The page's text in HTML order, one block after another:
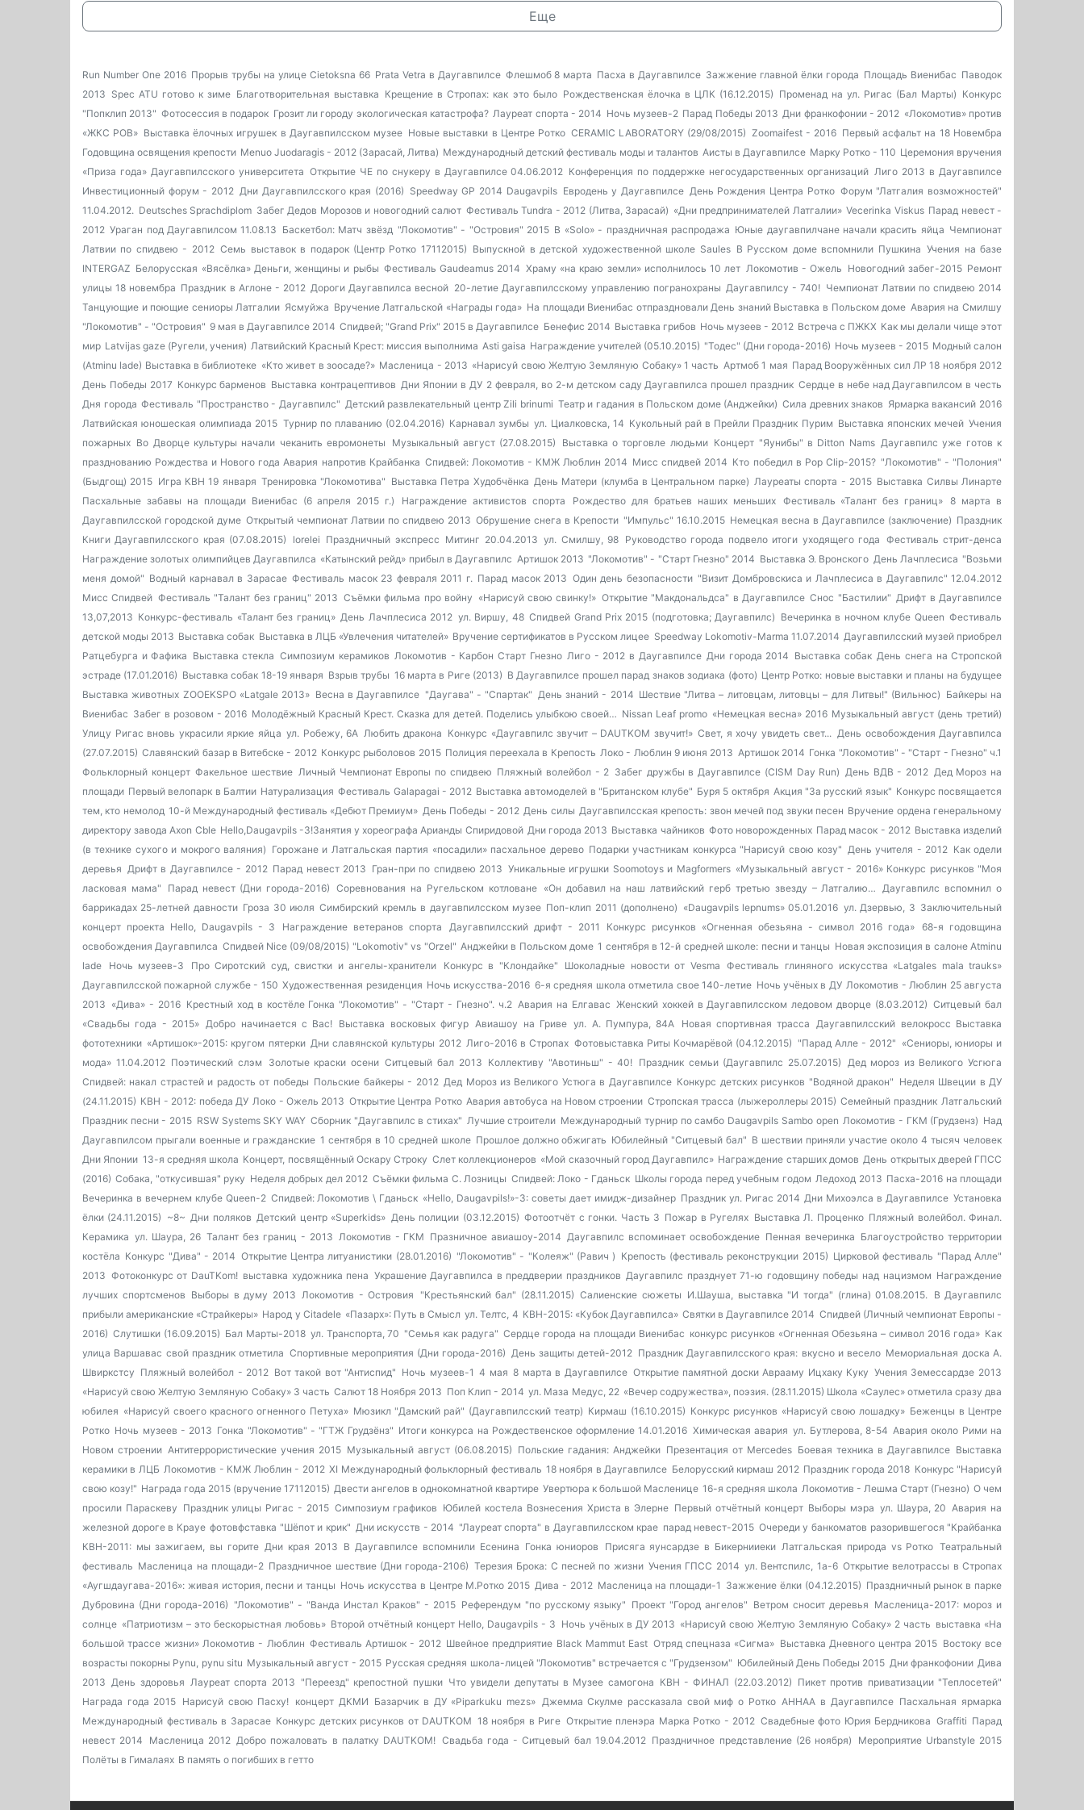
Еще
Run Number One 2016 Прорыв трубы на улице Cietoksna 66 Prata Vetra в Даугавпилсе Флешмоб 8 марта Пасха в Даугавпилсе Зажжение главной ёлки города Площадь Виенибас Паводок
2013 Spec ATU готово к зиме Благотворительная выставка Крещение в Стропах: как это было Рождественская ёлочка в ЦЛК (16.12.2015) Променад на ул. Ригас (Бал Марты) Конкурс
"Попклип 2013" Фотосессия в подарок Грозит ли городу экологическая катастрофа? Лауреат спорта - 2014 Ночь музеев-2 Парад Победы 2013 Дни франкофонии - 2012 «Локомотив» против
«ЖКС РОВ» Выставка ёлочных игрушек в Даугавпилсском музее Новые выставки в Центре Ротко CERAMIC LABORATORY (29/08/2015) Zoomaifest - 2016 Первый асфальт на 18 Новембра
Годовщина освящения крепости Menuo Juodaragis - 2012 (Зарасай, Литва) Международный детский фестиваль моды и талантов Аисты в Даугавпилсе Марку Ротко - 110 Церемония вручения
«Приза года» Даугавпилсского университета Открытие ЧЕ по снукеру в Даугавпилсе 04.06.2012 Конференция по поддержке негосударственных организаций Лиго 2013 в Даугавпилсе
Инвестиционный форум - 2012 Дни Даугавпилсского края (2016) Speedway GP 2014 Daugavpils Евродень у Даугавпилсе День Рождения Центра Ротко Форум "Латгалия возможностей"
11.04.2012. Deutsches Sprachdiplom Забег Дедов Морозов и новогодний салют Фестиваль Tundra - 2012 (Литва, Зарасай) «Дни предпринимателей Латгалии» Vecerinka Viskus Парад невест -
2012 Ураган под Даугавпилсом 11.08.13 Баскетбол: Матч звёзд "Локомотив" - "Островия" 2015 В «Solo» - праздничная распродажа Юные даугавпилчане начали красить яйца Чемпионат
Латвии по спидвею - 2012 Семь выставок в подарок (Центр Ротко 17112015) Выпускной в детской художественной школе Saules В Русском доме вспомнили Пушкина Учения на базе
INTERGAZ Белорусская «Вясёлка» Деньги, женщины и рыбы Фестиваль Gaudeamus 2014 Храму «на краю земли» исполнилось 10 лет Локомотив - Ожель Новогодний забег-2015 Ремонт
улицы 18 новембра Праздник в Аглоне - 2012 Дороги Даугавпилса весной 20-летие Даугавпилсскому управлению погранохраны Даугавпилсу - 740! Чемпионат Латвии по спидвею 2014
Танцующие и поющие сениоры Латгалии Ясмуйжа Вручение Латгальской «Награды года» На площади Виенибас отпраздновали День знаний Выставка в Польском доме Авария на Смилшу
"Локомотив" - "Островия" 9 мая в Даугавпилсе 2014 Спидвей; "Grand Prix" 2015 в Даугавпилсе Бенефис 2014 Выставка грибов Ночь музеев - 2012 Встреча с ПЖКХ Как мы делали чище этот
мир Latvijas gaze (Ругели, учения) Латвийский Красный Крест: миссия выполнима Asti gaisa Награждение учителей (05.10.2015) "Тодес" (Дни города-2016) Ночь музеев - 2015 Модный салон
(Atminu lade) Выставка в библиотеке «Кто живет в зоосаде?» Масленица - 2013 «Нарисуй свою Желтую Земляную Собаку» 1 часть Артмоб 1 мая Парад Вооружённых сил ЛР 18 ноября 2012
День Победы 2017 Конкурс барменов Выставка контрацептивов Дни Японии в ДУ 2 февраля, во 2-м детском саду Даугавпилса прошел праздник Сердце в небе над Даугавпилсом в честь
Дня города Фестиваль "Пространство - Даугавпилс" Детский развлекательный центр Zili brinumi Театр и гадания в Польском доме (Анджейки) Сила древних знаков Ярмарка вакансий 2016
Латвийская юношеская олимпиада 2015 Турнир по плаванию (02.04.2016) Карнавал зумбы ул. Циалковска, 14 Кукольный рай в Прейли Праздник Пурим Выставка японских мечей Учения
пожарных Во Дворце культуры начали чеканить евромонеты Музыкальный август (27.08.2015) Выставка о торговле людьми Концерт "Яунибы" в Ditton Nams Даугавпилс уже готов к
празднованию Рождества и Нового годаАвария напротив Крайбанка Спидвей: Локомотив - КМЖ Люблин 2014 Мисс спидвей 2014 Кто победил в Pop Clip-2015? "Локомотив" - "Полония"
(Быдгощ) 2015 Игра КВН 19 января Тренировка "Локомотива" Выставка Петра Худобчёнка День Матери (клумба в Центральном парке) Лауреаты спорта - 2015 Выставка Силвы Линарте
Пасхальные забавы на площади Виенибас (6 апреля 2015 г.)
Награждение активистов спорта Рождество для братьев наших меньших Фестиваль «Талант без границ»
8 марта в
Даугавпилсской городской думе Открытый чемпионат Латвии по спидвею 2013 Обрушение снега в Крепости "Импульс" 16.10.2015 Немецкая весна в Даугавпилсе (заключение) Праздник
Книги Даугавпилсского края (07.08.2015)
lorelei Праздничный экспресс Митинг 20.04.2013 ул. Смилшу, 98 Руководство города подвело итоги уходящего года Фестиваль стрит-денса
Награждение золотых олимпийцев Даугавпилса «Катынский рейд» прибыл в Даугавпилс Артишок 2013 "Локомотив" - "Старт Гнезно" 2014 Выставка Э. Вронского День Лачплесиса "Возьми
меня домой" Водный карнавал в Зарасае Фестиваль масок 23 февраля 2011 г. Парад масок 2013 Один день безопасности "Визит Домбровскиса и Лачплесиса в Даугавпилс" 12.04.2012
Мисс Спидвей Фестиваль "Талант без границ" 2013 Съёмки фильма про войну «Нарисуй свою свинку!» Открытие "Макдональдса" в Даугавпилсе Снос "Бастилии" Дрифт в Даугавпилсе
13,07,2013 Конкурс-фестиваль «Талант без границ» День Лачплесиса 2012 ул. Виршу, 48 Спидвей Grand Prix 2015 (подготовка; Даугавпилс) Вечеринка в ночном клубе Queen Фестиваль
детской моды 2013 Выставка собак Выставка в ЛЦБ «Увлечения читателей» Вручение сертификатов в Русском лицее Speedway Lokomotiv-Marma 11.07.2014 Даугавпилсский музей приобрел
Ратцебурга и Фафика Выставка стекла Симпозиум керамиков Локомотив - Карбон Старт Гнезно Лиго - 2012 в Даугавпилсе Дни города 2014 Выставка собак День снега на Стропской
эстраде (17.01.2016) Выставка собак 18-19 января Взрыв трубы 16 марта в Риге (2013) В Даугавпилсе прошел парад знаков зодиака (фото) Центр Ротко: новые выставки и планы на будущее
Выставка животных ZOOEKSPO «Latgale 2013» Весна в Даугавпилсе "Даугава" - "Спартак" День знаний - 2014 Шествие "Литва – литовцам, литовцы – для Литвы!" (Вильнюс) Байкеры на
Виенибас Забег в розовом - 2016 Молодёжный Красный Крест. Сказка для детей. Поделись улыбкою своей… Nissan Leaf promo «Немецкая весна» 2016 Музыкальный август (день третий)
Улицу Ригас вновь украсили яркие яйца ул. Робежу, 6А Любить дракона Конкурс «Даугавпилс звучит – DAUTKOM звучит!» Свет, я хочу увидеть свет... День освобождения Даугавпилса
(27.07.2015) Славянский базар в Витебске - 2012 Конкурс рыболовов 2015 Полиция переехала в Крепость Локо - Люблин 9 июня 2013 Артишок 2014 Гонка "Локомотив" - "Старт - Гнезно" ч.1
Фольклорный концерт Факельное шествие Личный Чемпионат Европы по спидвею Пляжный волейбол - 2 Забег дружбы в Даугавпилсе (CISM Day Run) День ВДВ - 2012 Дед Мороз на
площади Первый велопарк в Балтии Натурализация Фестиваль Galapagai - 2012 Выставка автомоделей в "Британском клубе" Буря 5 октября Акция "За русский язык" Конкурс посвящается
тем, кто немолод 10-й Международный фестиваль «Дебют Премиум» День Победы - 2012 День силы Даугавпилсская крепость: звон мечей под звуки песен Вручение ордена генеральному
директору завода Axon Cble Hello,Daugavpils -3!Занятия у хореографа Арианды Спиридовой Дни города 2013 Выставка чайников Фото новорожденных Парад масок - 2012 Выставка изделий
(в технике сухого и мокрого валяния) Горожане и Латгальская партия «посадили» пасхальное дерево Подарки участникам конкурса "Нарисуй свою козу" День учителя - 2012 Как одели
деревья Дрифт в Даугавпилсе - 2012 Парад невест 2013 Гран-при по спидвею 2013 Уникальные игрушки Soomotoys и Magformers «Музыкальный август - 2016» Конкурс рисунков "Моя
ласковая мама"
Парад невест (Дни города-2016) Соревнования на Ругельском котловане «Он добавил на наш латвийский герб третью звезду – Латгалию…
Даугавпилс вспомнил о
баррикадах 25-летней давности Гроза 30 июля Симбирский кремль в даугавпилсском музее Поп-клип 2011 (дополнено) «Daugavpils lepnums» 05.01.2016 ул. Дзервью, 3 Заключительный
концерт проекта Hello, Daugavpils - 3
Награждение ветеранов спорта Даугавпилсский дрифт - 2011 Конкурс рисунков «Огненная обезьяна - символ 2016 года»
68-я годовщина
освобождения Даугавпилса Спидвей Nice (09/08/2015) "Lokomotiv" vs "Orzel" Анджейки в Польском доме 1 сентября в 12-й средней школе: песни и танцы Новая экспозиция в салоне Atminu
lade
Ночь музеев-3 Про Сиротский суд, свистки и ангелы-хранители Конкурс в "Клондайке" Шоколадные новости от Vesma
Фестиваль глиняного искусства «Latgales mala trauks»
Даугавпилсской пожарной службе - 150 Художественная резиденция Ночь искусства-2016 6-я средняя школа отметила свое 140-летие Ночь учёных в ДУ Локомотив - Люблин 25 августа
2013 «Дива» - 2016 Крестный ход в костёле Гонка "Локомотив" - "Старт - Гнезно". ч.2 Авария на Елгавас Женский хоккей в Даугавпилсском ледовом дворце (8.03.2012) Ситцевый бал
«Свадьбы года - 2015» Добро начинается с Вас! Выставка восковых фигур Авиашоу на Гриве ул. А. Пумпура, 84А Новая спортивная трасса Даугавпилсский велокросс Выставка
фототехники «Артишок»-2015: кругом пятерки Дни славянской культуры 2012 Лиго-2016 в Стропах Фотовыставка Риты Кочмарёвой (04.12.2015) "Парад Алле - 2012" «Сениоры, юниоры и
мода» 11.04.2012 Поэтический слэм Золотые краски осени Ситцевый бал 2013 Коллективу "Авотиньш" - 40! Праздник семьи (Даугавпилс 25.07.2015) Дед мороз из Великого Усгюга
Спидвей: накал страстей и радость от победы Польские байкеры - 2012 Дед Мороз из Великого Устюга в Даугавпилсе Конкурс детских рисунков "Водяной дракон" Неделя Швеции в ДУ
(24.11.2015) КВН - 2012: победа ДУ Локо - Ожель 2013 Открытие Центра Ротко Авария автобуса на Новом строении Стропская трасса (лыжероллеры 2015) Семейный праздник Латгальский
Праздник песни - 2015 RSW Systems SKY WAY Сборник "Даугавпилс в стихах" Лучшие строители Международный турнир по самбо Daugavpils Sambo open Локомотив - ГКМ (Грудзенз) Над
Даугавпилсом прыгали военные и гражданские 1 сентября в 10 средней школе Прошлое должно обжигать Юбилейный "Ситцевый бал" В шествии приняли участие около 4 тысяч человек
Дни Японии 13-я средняя школа Концерт, посвящённый Оскару Строку Слет коллекционеров «Мой сказочный город Даугавпилс» Награждение старших домов День открытых дверей ГПСС
(2016) Собака, "откусившая" руку Неделя добрых дел 2012 Съёмки фильма С. Лозницы Спидвей: Локо - Гданьск Школы города перед учебным годом Ледоход 2013 Пасха-2016 на площади
Вечеринка в вечернем клубе Queen-2 Спидвей: Локомотив \ Гданьск «Hello, Daugavpils!»-3: советы дает имидж-дизайнер Праздник ул. Ригас 2014 Дни Михоэлса в Даугавпилсе Установка
ёлки (24.11.2015) ~8~ Дни поляков Детский центр «Superkids» День полиции (03.12.2015) Фотоотчёт с гонки. Часть 3 Пожар в Ругелях Выставка Л. Проценко Пляжный волейбол. Финал.
Керамика ул. Шаура, 26 Талант без границ - 2013 Локомотив - ГКМ Празничное авиашоу-2014 Даугавпилс вспоминает освобождение Пенная вечеринка Благоустройство территории
костёла Конкурс "Дива" - 2014 Открытие Центра литуанистики (28.01.2016) "Локомотив" - "Колеяж" (Равич ) Крепость (фестиваль реконструкции 2015) Цирковой фестиваль "Парад Алле"
2013 Фотоконкурс от DauTKom! выставка художника пена Украшение Даугавпилса в преддверии праздников Даугавпилс празднует 71-ю годовщину победы над нацизмом Награждение
лучших спортсменов Выборы в думу 2013 Локомотив - Островия "Крестьянский бал" (28.11.2015) Салиенские сюжеты И.Шауша, выставка "И тогда" (глина) 01.08.2015. В Даугавпилс
прибыли американские «Страйкеры» Народ у Citadele «Пазарх»: Путь в Смысл ул. Телтс, 4 КВН-2015: «Кубок Даугавпилса» Святки в Даугавпилсе 2014 Спидвей (Личный чемпионат Европы -
2016) Слутишки (16.09.2015) Бал Марты-2018 ул. Транспорта, 70 "Семья как радуга" Сердце города на площади Виенибас конкурс рисунков «Огненная Обезьяна – символ 2016 года» Как
улица Варшавас свой праздник отметила Спортивные мероприятия (Дни города-2016) День защиты детей-2012 Праздник Даугавпилсского края: вкусно и весело Мемориальная доска А.
Швиркстсу Пляжный волейбол - 2012 Вот такой вот "Антиспид" Ночь музеев-1 4 мая 8 марта в Даугавпилсе Открытие памятной доски Аврааму Ицхаку Куку Учения Земессардзе 2013
«Нарисуй свою Желтую Земляную Собаку» 3 часть Салют 18 Ноября 2013 Поп Клип - 2014 ул. Маза Медус, 22 «Вечер содружества», поэзия. (28.11.2015) Школа «Саулес» отметила сразу два
юбилея «Нарисуй своего красного огненного Петуха» Мюзикл "Дамский рай" (Даугавпилсский театр) Кирмаш (16.10.2015) Конкурс рисунков «Нарисуй свою лошадку» Беженцы в Центре
Ротко Ночь музеев - 2013 Гонка "Локомотив" - "ГТЖ Грудзёнз" Итоги конкурса на Рождественское оформление 14.01.2016 Химическая авария ул. Бутлерова, 8-54 Авария около Рими на
Новом строении Антитеррористические учения 2015 Музыкальный август (06.08.2015) Польские гадания: Анджейки Презентация от Mercedes Боевая техника в Даугавпилсе Выставка
керамики в ЛЦБ Локомотив - КМЖ Люблин - 2012 XI Международный фольклорный фестиваль 18 ноября в Даугавпилсе Белорусский кирмаш 2012 Праздник города 2018 Конкурс "Нарисуй
свою козу!" Награда года 2015 (вручение 17112015) Двести ангелов в однокомнатной квартире Увертюра к большой Масленице 16-я средняя школа Локомотив - Лешма Старт (Гнезно) О чем
просили Параскеву Праздник улицы Ригас - 2015 Симпозиум графиков Юбилей костела Вознесения Христа в Элерне Первый отчётный концерт Выборы мэра ул. Шаура, 20 Авария на
железной дороге в Крауе фотовфставка "Шёпот и крик" Дни искусств - 2014 "Лауреат спорта" в Даугавпилсском крае парад невест-2015 Очереди у банкоматов разорившегося "Крайбанка
КВН-2011: мы зажигаем, вы горите Дни края 2013 В Даугавпилсе вспомнили Есенина Гонка юниоров Присяга яунсардзе в Бикернииеки Латгальская природа vs Ротко Театральный
фестиваль Масленица на площади-2 Праздничное шествие (Дни города-2106) Терезия Брока: С песней по жизни Учения ГПСС 2014 ул. Вентспилс, 1а-6 Открытие велотрассы в Стропах
«Аугшдаугава-2016»: живая история, песни и танцы Ночь искусства в Центре М.Ротко 2015 Дива - 2012 Масленица на площади-1 Зажжение ёлки (04.12.2015) Праздничный рынок в парке
Дубровина (Дни города-2016) "Локомотив" - "Ванда Инстал Краков" - 2015 Референдум "по русскому языку" Проект "Город ангелов" Ветром сносит деревья Масленица-2017: мороз и
солнце «Патриотизм – это бескорыстная любовь» Второй отчётный концерт Hello, Daugavpils - 3 Ночь учёных в ДУ 2013 «Нарисуй свою Желтую Земляную Собаку» 2 часть выставка «На
большой трассе жизни» Локомотив - Люблин Фестиваль Артишок - 2012 Швейное предприятие Black Mammut East Отряд спецназа «Сигма» Выставка Дневного центра 2015 Востоку все
возрасты покорны Pynu, pynu situ Музыкальный август - 2015 Русская средняя школа-лицей "Локомотив" встречается с "Грудзензом" Юбилейный День Победы 2015 Дни франкофонии Дива
2013 День здоровья Лауреат спорта 2013 "Переезд" крепостной пушки Что увидели депутаты в Музее самогона КВН - ФИНАЛ (22.03.2012) Пикет против приватизации "Теплосетей"
Награда года 2015 Нарисуй свою Пасху! концерт ДКМИ Базарчик в ДУ «Piparkuku mezs» Джемма Скулме рассказала свой миф о Ротко AHHAA в Даугавпилсе Пасхальная ярмарка
Международный фестиваль в Зарасае Конкурс детских рисунков от DAUTKOM 18 ноября в Риге Открытие пленэра Марка Ротко - 2012 Свадебные фото Юрия Бердникова Graffiti Парад
невест 2014
Масленица 2012 Добро пожаловать в палатку DAUTKOM! Свадьба года - Ситцевый бал 19.04.2012 Праздничное представление (26 ноября)
Мероприятие Urbanstyle 2015
Полёты в Гималаях В память о погибших в гетто